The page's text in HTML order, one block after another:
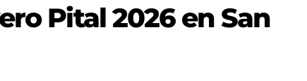
Pital 2026 en San